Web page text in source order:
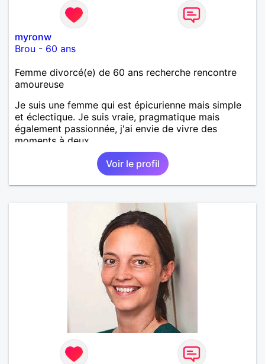
myronw
Brou - 60 ans
Femme divorcé(e) de 60 ans recherche rencontre
amoureuse
Je suis une femme qui est épicurienne mais simple
et éclectique. Je suis vraie, pragmatique mais
également passionnée, j'ai envie de vivre des
moments à deux.
Voir le profil